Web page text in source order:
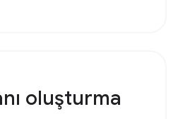
oluşturma